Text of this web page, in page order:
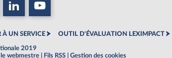
À UN SERVICE OUTIL D'ÉVALUATION LEXIMPACT
2019
webmestre Fils RSS Gestion des cookies